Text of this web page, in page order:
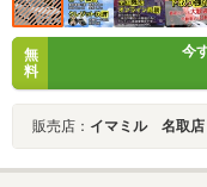
無
料
今
販売店： イマミル 名取店